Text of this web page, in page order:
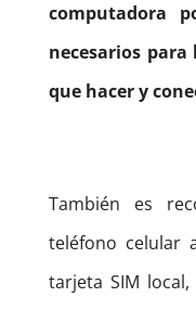
computadora
necesarios
que hacer y
También es
teléfono celular
tarjeta SIM